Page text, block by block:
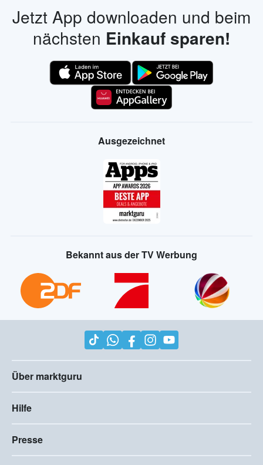
Jetzt App downloaden und beim
nächsten Einkauf sparen!
Ausgezeichnet
Bekannt aus der TV Werbung
Über marktguru
Hilfe
Presse